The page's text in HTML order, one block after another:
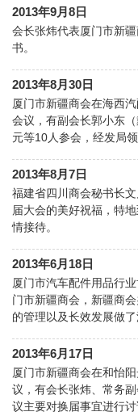
2013年9月8日
会长张炜代表厦门市新
书。
2013年8月30日
厦门市新疆商会在海西
会议，有副会长郭小东
元等10人参会，经发局
2013年8月7日
福建省四川商会秘书长
届大会的美好祝福，特
情接待。
2013年6月18日
厦门市汽车配件用品行
门市新疆商会，新疆商
的管理以及长效发展做了
2013年6月17日
厦门市新疆商会在和怡
议，有会长张炜、常务
议主要对换届事宜进行讨